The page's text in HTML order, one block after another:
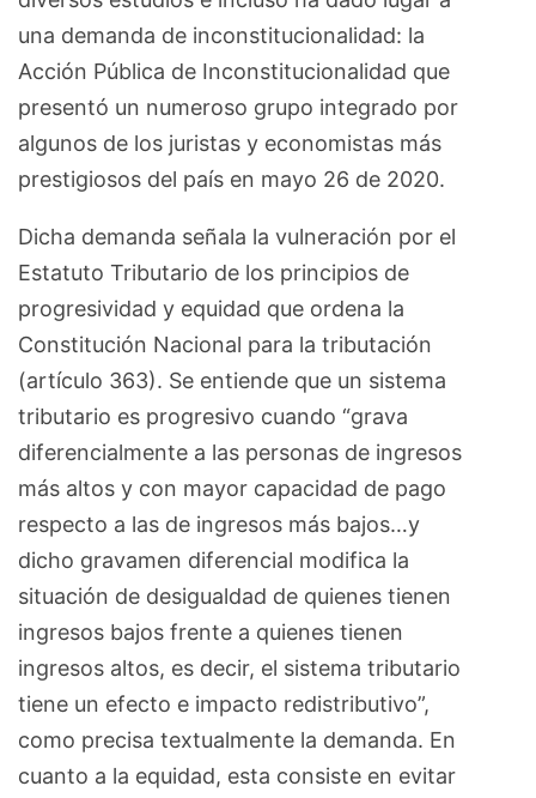
una demanda de inconstitucionalidad: la
Acción Pública de Inconstitucionalidad que
presentó un numeroso grupo integrado por
algunos de los juristas y economistas más
prestigiosos del país en mayo 26 de 2020.
Dicha demanda señala la vulneración por el
Estatuto Tributario de los principios de
progresividad y equidad que ordena la
Constitución Nacional para la tributación
(artículo 363). Se entiende que un sistema
tributario es progresivo cuando “grava
diferencialmente a las personas de ingresos
más altos y con mayor capacidad de pago
respecto a las de ingresos más bajos…y
dicho gravamen diferencial modifica la
situación de desigualdad de quienes tienen
ingresos bajos frente a quienes tienen
ingresos altos, es decir, el sistema tributario
tiene un efecto e impacto redistributivo”,
como precisa textualmente la demanda. En
cuanto a la equidad, esta consiste en evitar